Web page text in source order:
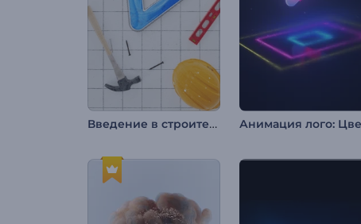
Введение в строительный проект